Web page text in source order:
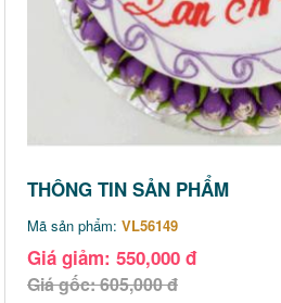
THÔNG TIN SẢN PHẨM
Mã sản phẩm: VL56149
Giá giảm: 550,000 đ
Giá gốc: 605,000 đ